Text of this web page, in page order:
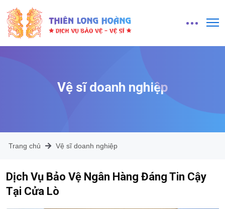
Vệ sĩ doanh nghiệp
Trang chủ Vệ sĩ doanh nghiệp
Dịch Vụ Bảo Vệ Ngân Hàng Đáng Tin Cậy
Tại Cửa Lò